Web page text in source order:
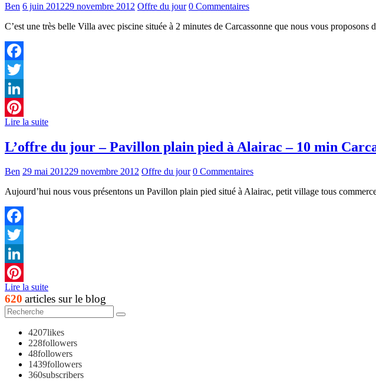
Ben 6 juin 201229 novembre 2012 Offre du jour 0 Commentaires
C’est une très belle Villa avec piscine située à 2 minutes de Carcassonne que nous vous proposons
Facebook
Twitter
LinkedIn
Pinterest
Lire la suite
L’offre du jour – Pavillon plain pied à Alairac – 10 min
Ben 29 mai 201229 novembre 2012 Offre du jour 0 Commentaires
Aujourd’hui nous vous présentons un Pavillon plain pied situé à Alairac, petit village tous
Facebook
Twitter
LinkedIn
Pinterest
Lire la suite
620 articles sur le blog
4207likes
228followers
48followers
1439followers
360subscribers